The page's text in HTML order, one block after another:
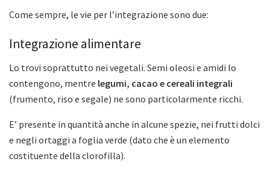
Come sempre, le vie per l’integrazione sono due:
Integrazione alimentare
Lo trovi soprattutto nei vegetali. Semi oleosi e amidi lo
contengono, mentre legumi, cacao e cereali integrali
(frumento, riso e segale) ne sono particolarmente ricchi.
E’ presente in quantità anche in alcune spezie, nei frutti dolci
e negli ortaggi a foglia verde (dato che è un elemento
costituente della clorofilla).